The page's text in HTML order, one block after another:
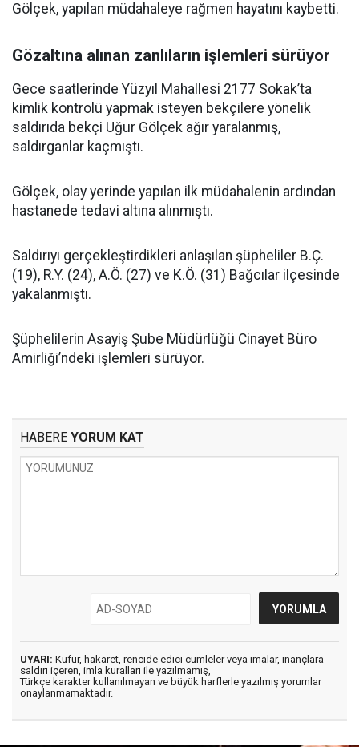
Gölçek, yapılan müdahaleye rağmen hayatını kaybetti.
Gözaltına alınan zanlıların işlemleri sürüyor
Gece saatlerinde Yüzyıl Mahallesi 2177 Sokak’ta
kimlik kontrolü yapmak isteyen bekçilere yönelik
saldırıda bekçi Uğur Gölçek ağır yaralanmış,
saldırganlar kaçmıştı.
Gölçek, olay yerinde yapılan ilk müdahalenin ardından
hastanede tedavi altına alınmıştı.
Saldırıyı gerçekleştirdikleri anlaşılan şüpheliler B.Ç.
(19), R.Y. (24), A.Ö. (27) ve K.Ö. (31) Bağcılar ilçesinde
yakalanmıştı.
Şüphelilerin Asayiş Şube Müdürlüğü Cinayet Büro
Amirliği’ndeki işlemleri sürüyor.
HABERE YORUM KAT
UYARI: Küfür, hakaret, rencide edici cümleler veya imalar, inançlara
saldırı içeren, imla kuralları ile yazılmamış,
Türkçe karakter kullanılmayan ve büyük harflerle yazılmış yorumlar
onaylanmamaktadır.